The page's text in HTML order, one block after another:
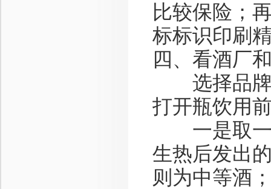
比较保险；
标标识印刷
四、看酒厂
选择品牌
打开瓶饮用
一是取一
生热后发出
则为中等酒